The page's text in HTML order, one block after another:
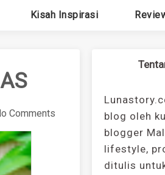
Kisah Inspirasi
Comments
blog oleh
blogger
lifestyle,
ditulis